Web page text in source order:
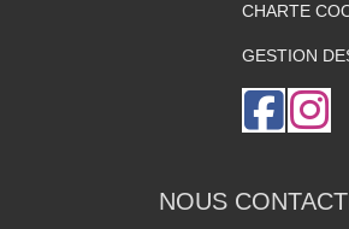
CHARTE
GESTION
NOUS